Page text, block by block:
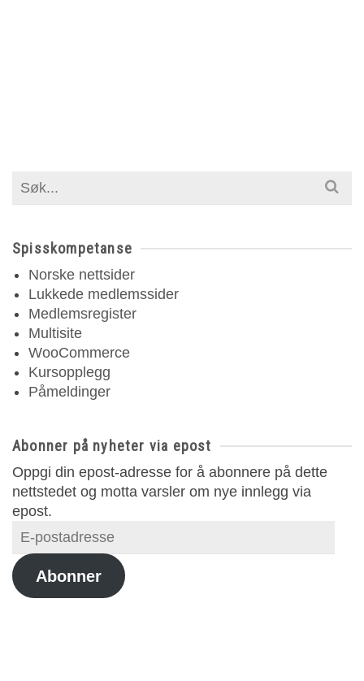
Search
Spisskompetanse
Norske nettsider
Lukkede medlemssider
Medlemsregister
Multisite
WooCommerce
Kursopplegg
Påmeldinger
Abonner på nyheter via epost
Oppgi din epost-adresse for å abonnere på dette
nettstedet og motta varsler om nye innlegg via
epost.
E-
postadresse
Abonner